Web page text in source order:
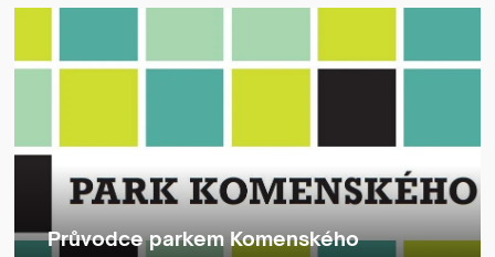
Průvodce parkem Komenského